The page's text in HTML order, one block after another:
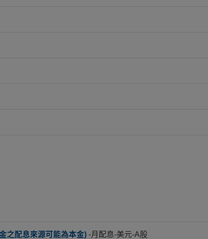
之配息來源可能為本金) -月配息-美元-A股